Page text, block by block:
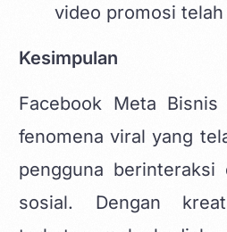
video promosi
Kesimpulan
Facebook Meta Bisnis
fenomena viral yang
pengguna
sosial. Dengan